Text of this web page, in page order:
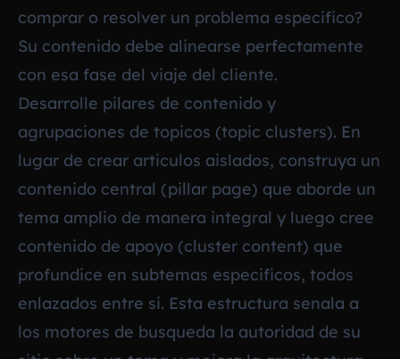
comprar o resolver un problema especifico?
Su contenido debe alinearse perfectamente
con esa fase del viaje del cliente.
Desarrolle pilares de contenido y
agrupaciones de topicos (topic clusters). En
lugar de crear articulos aislados, construya un
contenido central (pillar page) que aborde un
tema amplio de manera integral y luego cree
contenido de apoyo (cluster content) que
profundice en subtemas especificos, todos
enlazados entre si. Esta estructura senala a
los motores de busqueda la autoridad de su